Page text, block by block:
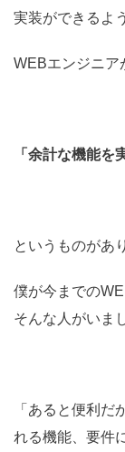
実装ができるよ
WEBエンジニア
「余計な機能を
というものがあ
僕が今までの
そんな人がいま
「あると便利だ
れる機能、要件